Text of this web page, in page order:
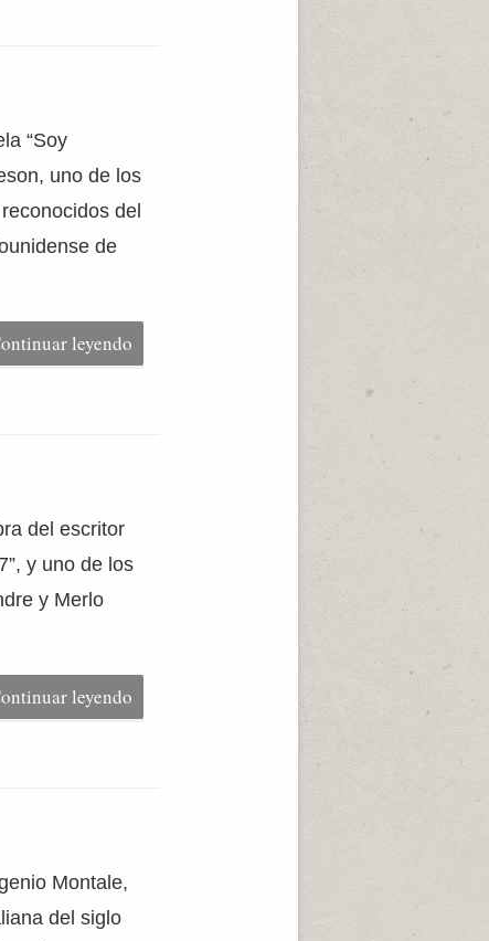
“Soy
uno de los
del
de
leyendo
del escritor
y uno de los
y Merlo
leyendo
Montale,
del siglo